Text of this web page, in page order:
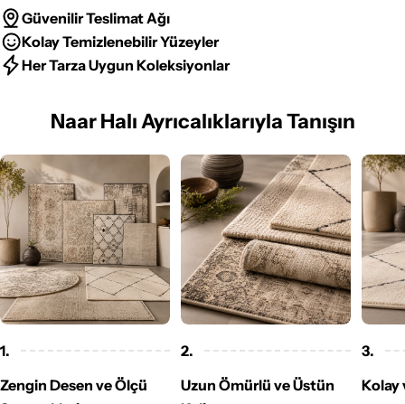
Güvenilir Teslimat Ağı
Kolay Temizlenebilir Yüzeyler
Her Tarza Uygun Koleksiyonlar
Naar Halı Ayrıcalıklarıyla Tanışın
1.
Zengin Desen ve Ölçü
2.
Uzun Ömürlü ve Üstün
3.
Kolay